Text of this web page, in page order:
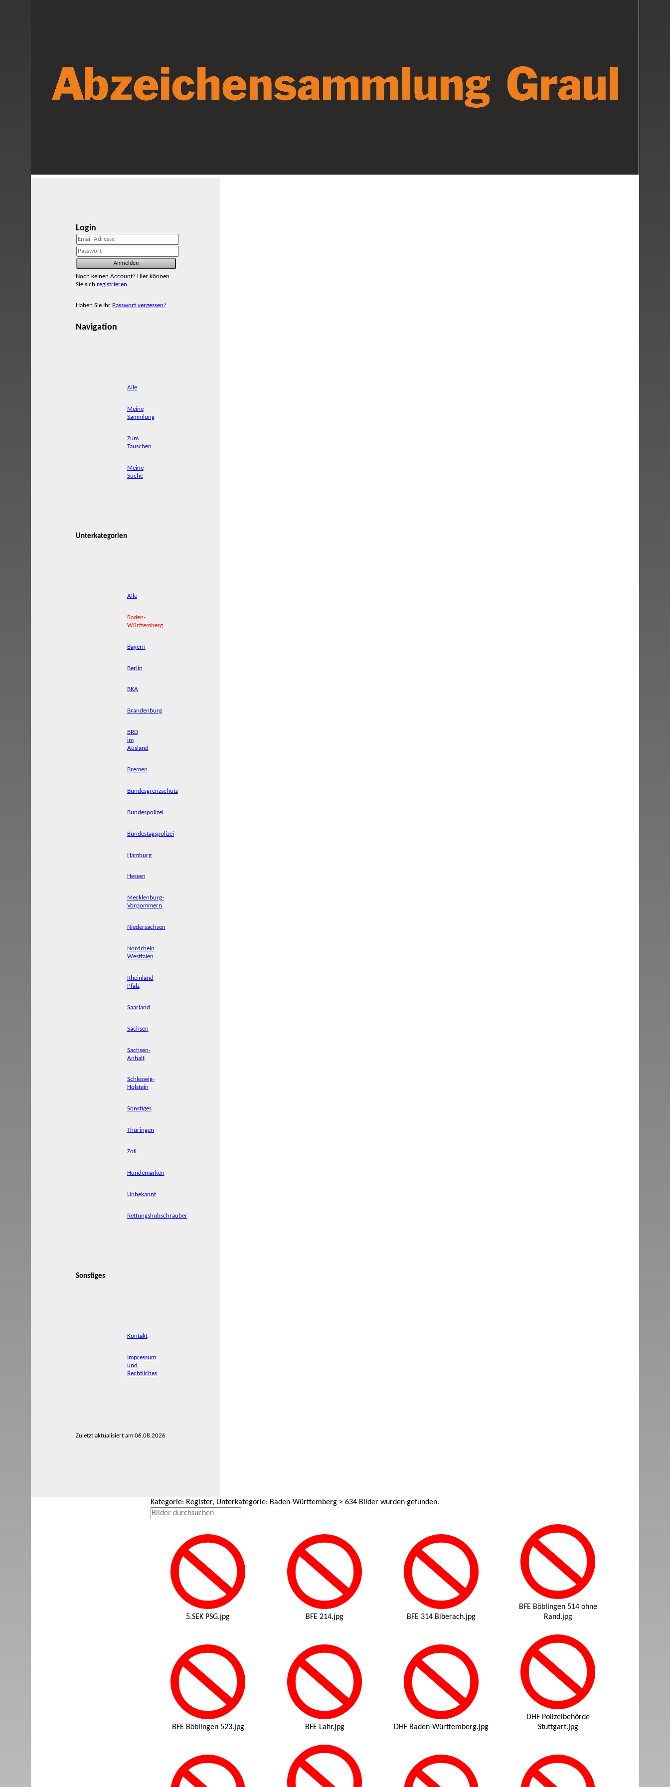
Login
Noch keinen Account? Hier können
Sie sich registrieren
Haben Sie Ihr Passwort vergessen?
Navigation
Alle
Meine
Sammlung
Zum
Tauschen
Meine
Suche
Unterkategorien
Alle
Baden-
Württemberg
Bayern
Berlin
BKA
Brandenburg
BRD
im
Ausland
Bremen
Bundesgrenzschutz
Bundespolizei
Bundestagspolizei
Hamburg
Hessen
Mecklenburg-
Vorpommern
Niedersachsen
Nordrhein
Westfalen
Rheinland
Pfalz
Saarland
Sachsen
Sachsen-
Anhalt
Schleswig-
Holstein
Sonstiges
Thüringen
Zoll
Hundemarken
Unbekannt
Rettungshubschrauber
Sonstiges
Kontakt
Impressum
und
Rechtliches
Zuletzt aktualisiert am 06.08.2026
Kategorie: Register, Unterkategorie: Baden-Württemberg > 634 Bilder wurden gefunden.
5.SEK PSG.jpg BFE 214.jpg BFE 314 Biberach.jpg
BFE Böblingen 514 ohne
Rand.jpg
BFE Böblingen 523.jpg BFE Lahr.jpg DHF Baden-Württemberg.jpg
DHF Polizeibehörde
Stuttgart.jpg